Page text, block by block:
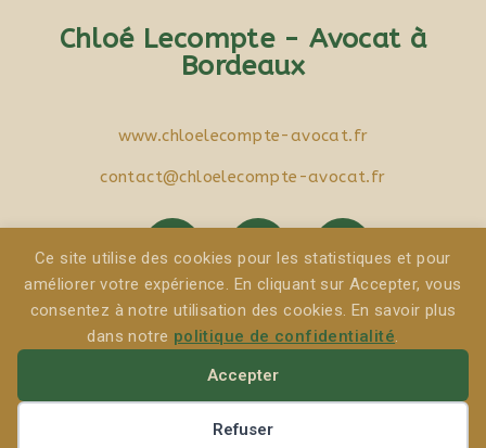
Ce site utilise des cookies pour les statistiques et pour
améliorer votre expérience. En cliquant sur Accepter, vous
consentez à notre utilisation des cookies. En savoir plus
dans notre politique de confidentialité.
Accepter
Refuser
Chloé Lecompte - Avocat à
Bordeaux
www.chloelecompte-avocat.fr
contact@chloelecompte-avocat.fr
Mentions Légales| Politique de protection des données|
Politique de cookies
Site web réalisé parMarie Lecompte Douillard